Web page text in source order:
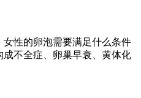
性的卵泡需要满足什么条件
不全症、卵巢早衰、黄体化